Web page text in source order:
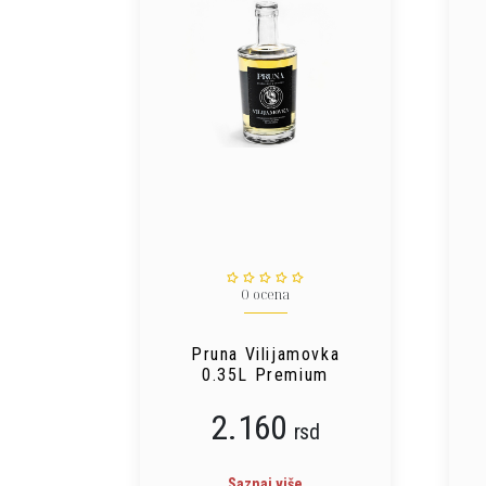
0 ocena
Pruna Vilijamovka
0.35L Premium
2.160 rsd